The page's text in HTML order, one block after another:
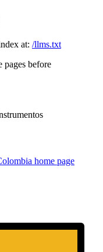
at: /llms.txt
pages before
home page